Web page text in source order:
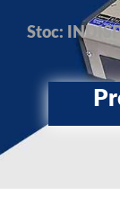
Stoc: